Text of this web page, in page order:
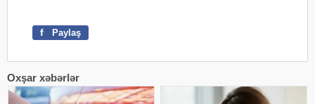
f Paylaş
Oxşar xəbərlər